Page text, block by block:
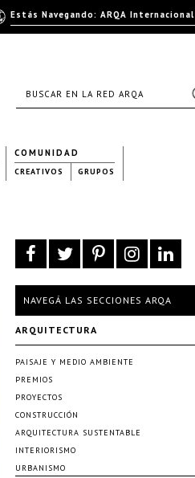
COMUNIDAD
CREATIVOS GRUPOS
NAVEGÁ LAS SECCIONES ARQA
ARQUITECTURA
PAISAJE Y MEDIO AMBIENTE
PREMIOS
PROYECTOS
CONSTRUCCIÓN
ARQUITECTURA SUSTENTABLE
INTERIORISMO
URBANISMO
Estás Navegando: ARQA Internacional